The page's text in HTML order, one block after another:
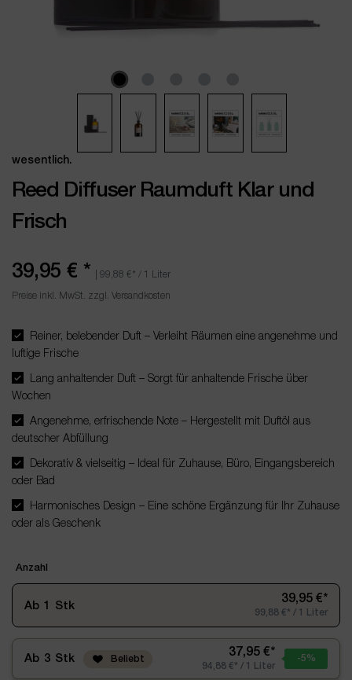
wesentlich.
Reed Diffuser Raumduft Klar und
Frisch
39,95 € * 99,88 € * / 1 Liter
Preise inkl. MwSt. zzgl. Versandkosten
Reiner, belebender Duft – Verleiht Räumen eine angenehme und
luftige Frische
Lang anhaltender Duft – Sorgt für anhaltende Frische über
Wochen
Angenehme, erfrischende Note – Hergestellt mit Duftöl aus
deutscher Abfüllung
Dekorativ & vielseitig – Ideal für Zuhause, Büro, Eingangsbereich
oder Bad
Harmonisches Design – Eine schöne Ergänzung für Ihr Zuhause
oder als Geschenk
Anzahl
Ab 1 Stk
39,95 €*
99,88 €* / 1 Liter
Ab 3 Stk Beliebt
37,95 €*
94,88 €* / 1 Liter
-5%